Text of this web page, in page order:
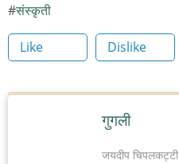
संस्कृती
Like Dislike
गुगली
जयदीप चिपलकट्टी